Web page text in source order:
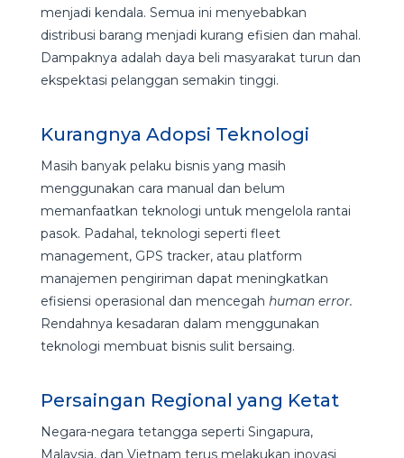
menjadi kendala. Semua ini menyebabkan
distribusi barang menjadi kurang efisien dan mahal.
Dampaknya adalah daya beli masyarakat turun dan
ekspektasi pelanggan semakin tinggi.
Kurangnya Adopsi Teknologi
Masih banyak pelaku bisnis yang masih
menggunakan cara manual dan belum
memanfaatkan teknologi untuk mengelola rantai
pasok. Padahal, teknologi seperti fleet
management, GPS tracker, atau platform
manajemen pengiriman dapat meningkatkan
efisiensi operasional dan mencegah human error.
Rendahnya kesadaran dalam menggunakan
teknologi membuat bisnis sulit bersaing.
Persaingan Regional yang Ketat
Negara-negara tetangga seperti Singapura,